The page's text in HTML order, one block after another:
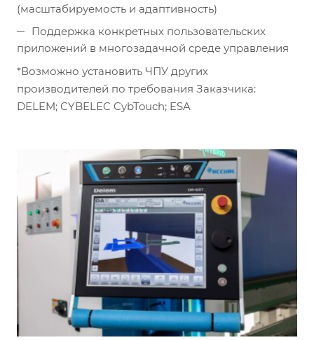
(масштабируемость и адаптивность)
Поддержка конкретных пользовательских
приложений в многозадачной среде управления
*Возможно установить ЧПУ других
производителей по требования Заказчика:
DELEM; CYBELEC CybTouch; ESA